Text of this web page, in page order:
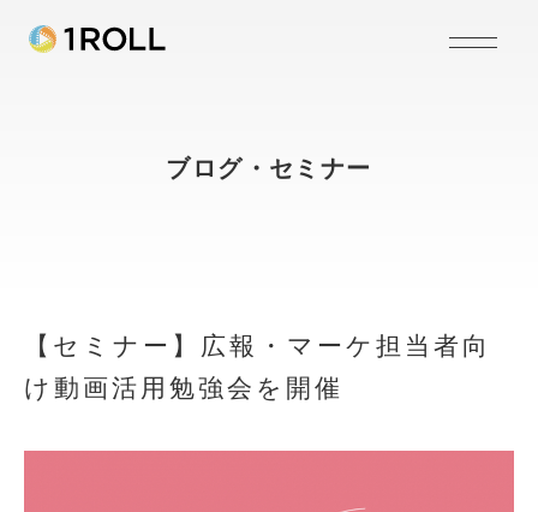
ブログ・セミナー
【セミナー】広報・マーケ担当者向
け動画活用勉強会を開催